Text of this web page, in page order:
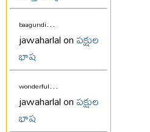
baagundi...
jawaharlal onపక్షుల
భాష
wonderful...
jawaharlal onపక్షుల
భాష